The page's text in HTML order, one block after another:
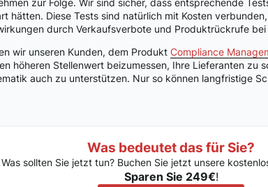
hätten. Diese Tests sind natürlich mit Kosten
durch Verkaufsverbote und Produktrückrufe
wir unseren Kunden, dem Produkt Compliance
höheren Stellenwert beizumessen, Ihre Lieferanten zu
auch zu unterstützen. Nur so können langfristige
Was bedeutet das für Sie?
Was sollten Sie jetzt tun? Buchen Sie jetzt unsere
Sparen Sie 249€!